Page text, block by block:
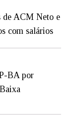
de ACM Neto e
com salários
BA por